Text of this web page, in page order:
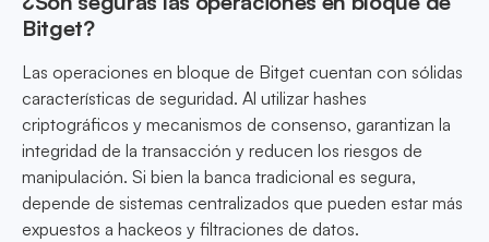
Bitget?
Las operaciones en bloque de Bitget cuentan con sólidas
características de seguridad. Al utilizar hashes
criptográficos y mecanismos de consenso, garantizan la
integridad de la transacción y reducen los riesgos de
manipulación. Si bien la banca tradicional es segura,
depende de sistemas centralizados que pueden estar más
expuestos a hackeos y filtraciones de datos.